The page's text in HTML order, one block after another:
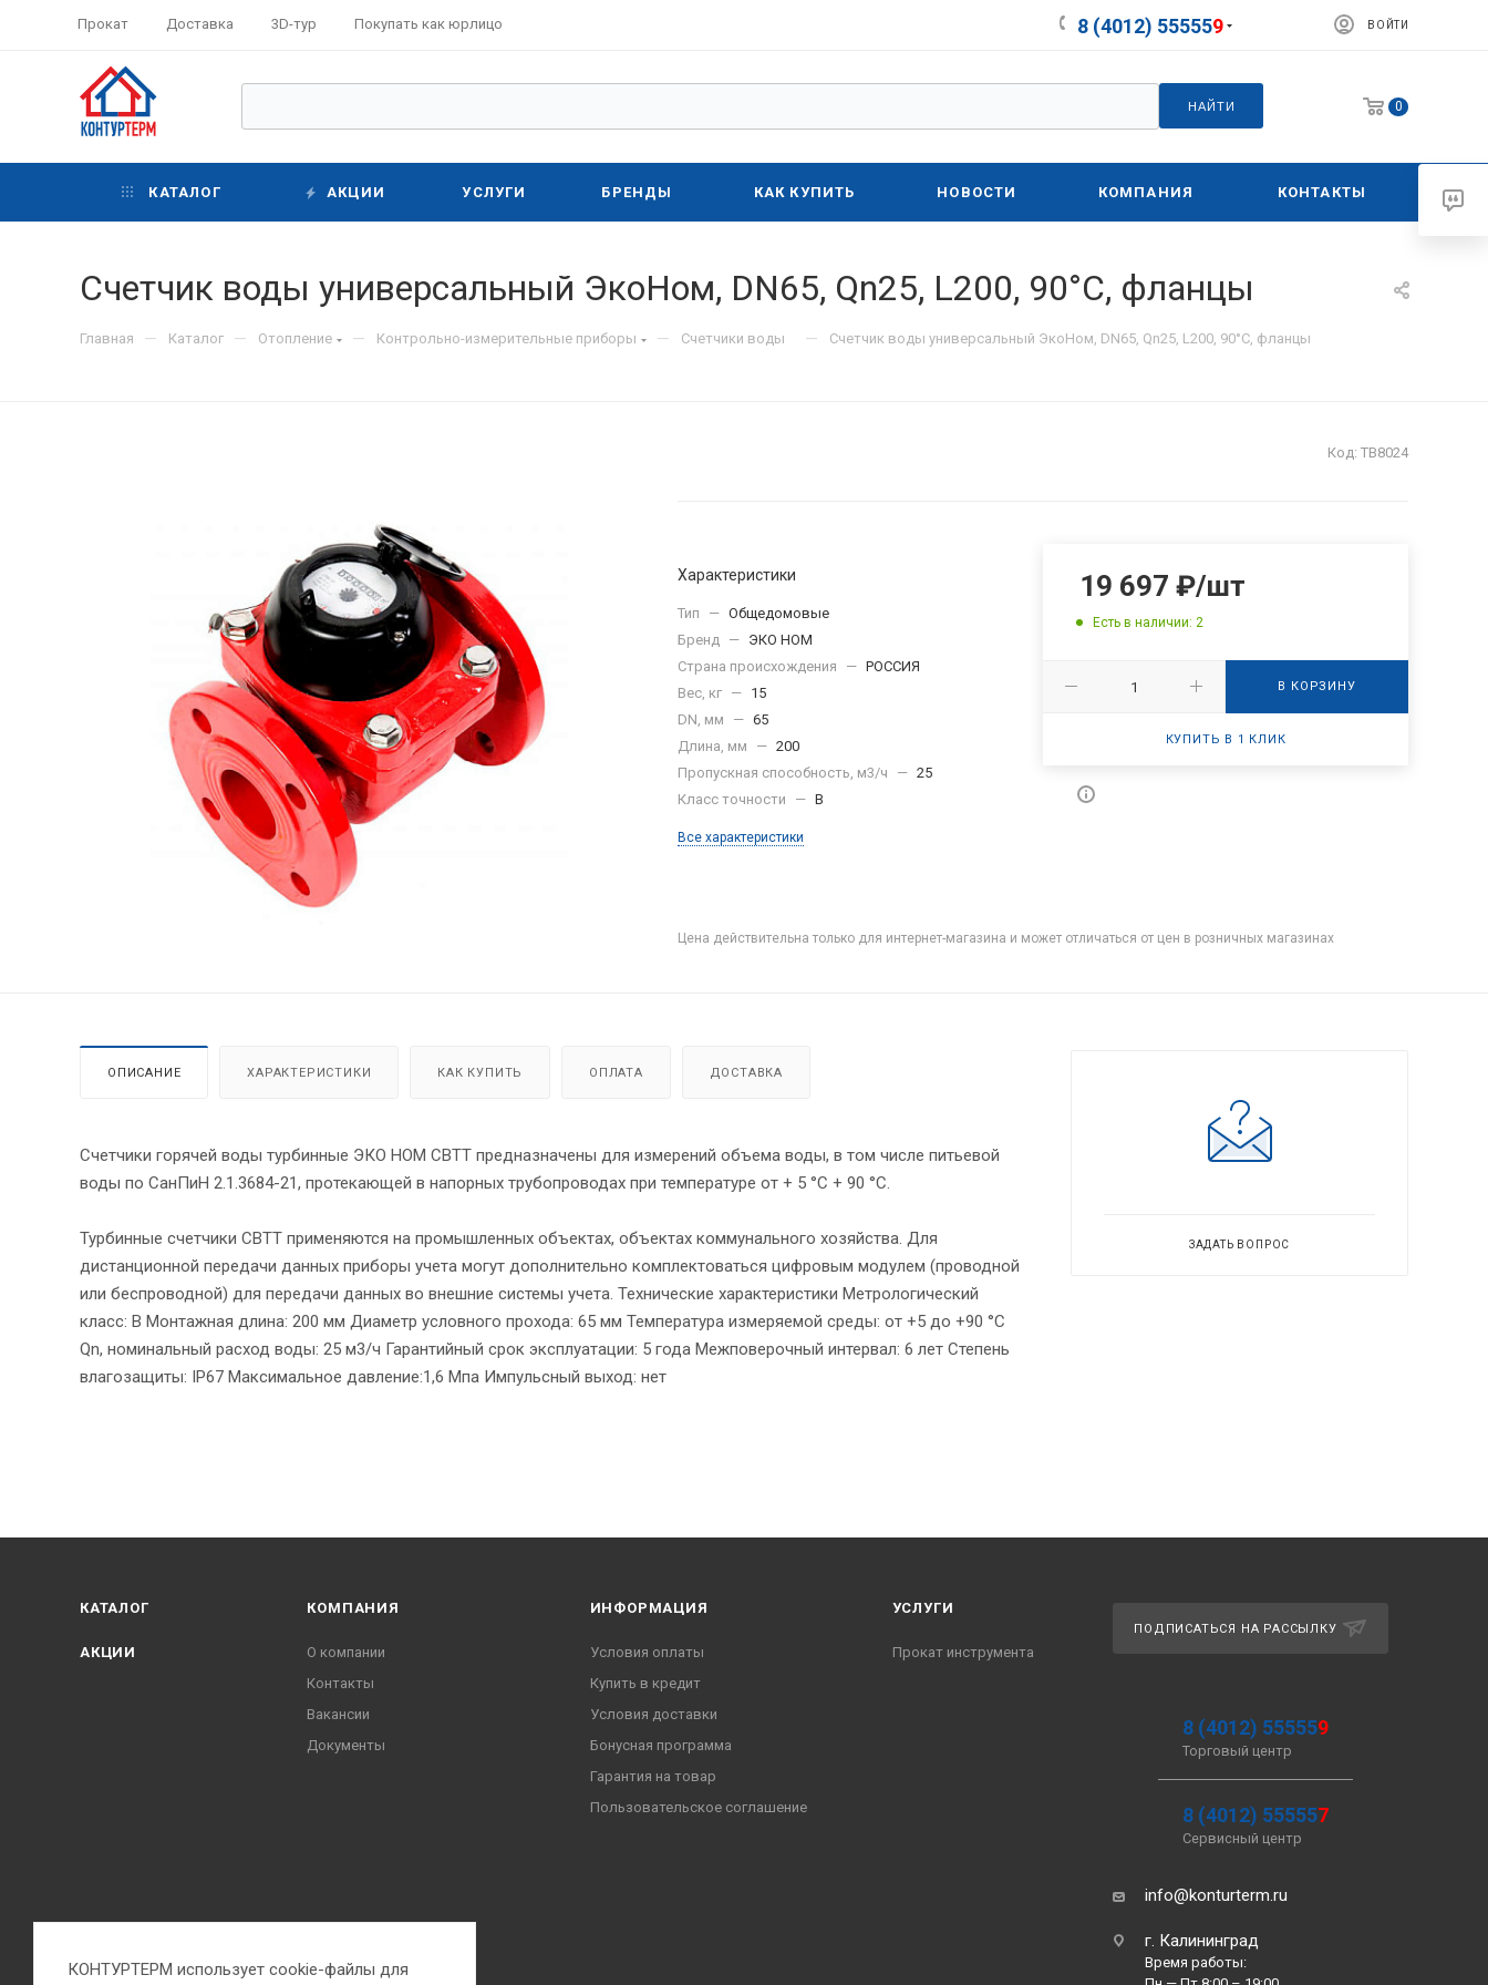
Прокат Доставка 3D-тур Покупать как юрлицо 8 (4012) 555559 ВОЙТИ
НАЙТИ 0
КАТАЛОГ АКЦИИ УСЛУГИ БРЕНДЫ КАК КУПИТЬ НОВОСТИ КОМПАНИЯ КОНТАКТЫ
Счетчик воды универсальный ЭкоНом, DN65, Qn25, L200, 90°C, фланцы
Главная — Каталог — Отопление — Контрольно-измерительные приборы — Счетчики воды — Счетчик воды универсальный ЭкоНом, DN65, Qn25, L200, 90°C, фланцы
Код: ТВ8024
Характеристики
Тип — Общедомовые
Бренд — ЭКО НОМ
Страна происхождения
— РОССИЯ
Вес, кг — 15
DN, мм
— 65
Длина, мм
— 200
Пропускная способность, м3/ч
— 25
Класс точности
— B
Все характеристики
19 697 ₽/шт
Есть в наличии: 2
В КОРЗИНУ
КУПИТЬ В 1 КЛИК
Цена действительна только для интернет-магазина и может отличаться от цен в розничных магазинах
ОПИСАНИЕ ХАРАКТЕРИСТИКИ КАК КУПИТЬ ОПЛАТА ДОСТАВКА
Счетчики горячей воды турбинные ЭКО НОМ СВТТ предназначены для измерений объема воды, в том числе питьевой
воды по СанПиН 2.1.3684-21, протекающей в напорных трубопроводах при температуре от + 5 °С + 90 °С.
Турбинные счетчики СВТТ применяются на промышленных объектах, объектах коммунального хозяйства. Для
дистанционной передачи данных приборы учета могут дополнительно комплектоваться цифровым модулем (проводной
или беспроводной) для передачи данных во внешние системы учета. Технические характеристики Метрологический
класс: В Монтажная длина: 200 мм Диаметр условного прохода: 65 мм Температура измеряемой среды: от +5 до +90 °С
Qn, номинальный расход воды: 25 м3/ч Гарантийный срок эксплуатации: 5 года Межповерочный интервал: 6 лет Степень
влагозащиты: IP67 Максимальное давление:1,6 Мпа Импульсный выход: нет
ЗАДАТЬ ВОПРОС
КАТАЛОГ
АКЦИИ
КОМПАНИЯ
О компании
Контакты
Вакансии
Документы
ИНФОРМАЦИЯ
Условия оплаты
Купить в кредит
Условия доставки
Бонусная программа
Гарантия на товар
Пользовательское соглашение
УСЛУГИ
Прокат инструмента
ПОДПИСАТЬСЯ НА РАССЫЛКУ
8 (4012) 555559
Торговый центр
8 (4012) 555557
Сервисный центр
info@konturterm.ru
г. Калининград
Время работы:
КОНТУРТЕРМ использует cookie-файлы для